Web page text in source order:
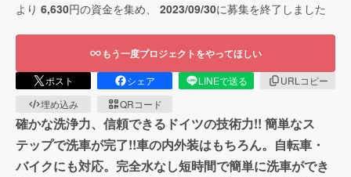
より 6,630円の資金を集め、 2023/09/30に募集を終了しました
もう一度プロジェクトをやってほしい
ポスト シェア LINEで送る
URLコピー
埋め込み
QRコード
確かな洗浄力、信頼できるドイツの技術力!! 簡単なス
テップで洗車が完了!!車の内外装はもちろん。自転車・
バイクにも対応。完全水なし短時間で簡単に洗車ができ